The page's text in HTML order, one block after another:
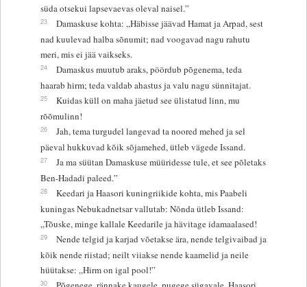
süda otsekui lapsevaevas oleval naisel.”
23
Damaskuse kohta: „Häbisse jäävad Hamat ja Arpad, sest
nad kuulevad halba sõnumit; nad voogavad nagu rahutu
meri, mis ei jää vaikseks.
24
Damaskus muutub araks, pöördub põgenema, teda
haarab hirm; teda valdab ahastus ja valu nagu sünnitajat.
25
Kuidas küll on maha jäetud see ülistatud linn, mu
rõõmulinn!
26
Jah, tema turgudel langevad ta noored mehed ja sel
päeval hukkuvad kõik sõjamehed, ütleb vägede Issand.
27
Ja ma süütan Damaskuse müüridesse tule, et see põletaks
Ben-Hadadi paleed.”
28
Keedari ja Haasori kuningriikide kohta, mis Paabeli
kuningas Nebukadnetsar vallutab: Nõnda ütleb Issand:
„Tõuske, minge kallale Keedarile ja hävitage idamaalased!
29
Nende telgid ja karjad võetakse ära, nende telgivaibad ja
kõik nende riistad; neilt viiakse nende kaamelid ja neile
hüütakse: „Hirm on igal pool!”
30